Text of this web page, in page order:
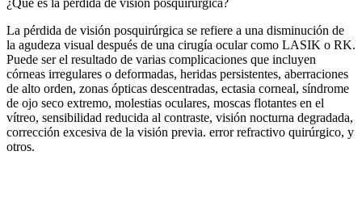
¿Qué es la pérdida de visión posquirúrgica?
La pérdida de visión posquirúrgica se refiere a una disminución de
la agudeza visual después de una cirugía ocular como LASIK o RK.
Puede ser el resultado de varias complicaciones que incluyen
córneas irregulares o deformadas, heridas persistentes, aberraciones
de alto orden, zonas ópticas descentradas, ectasia corneal, síndrome
de ojo seco extremo, molestias oculares, moscas flotantes en el
vítreo, sensibilidad reducida al contraste, visión nocturna degradada,
corrección excesiva de la visión previa. error refractivo quirúrgico, y
otros.